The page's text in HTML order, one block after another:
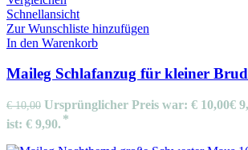
Schnellansicht
Zur Wunschliste hinzufügen
In den Warenkorb
Maileg Schlafanzug für kleiner
€10,00 Ursprünglicher Preis war: € 10,00€
ist: € 9,90.